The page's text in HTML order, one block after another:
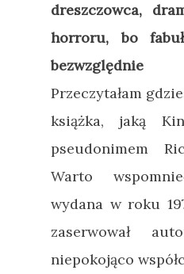
dreszczowca,
horroru, bo
bezwzględnie
Przeczytałam
książka, jaką
pseudonimem
Warto
wydana w roku
zaserwował
niepokojąco